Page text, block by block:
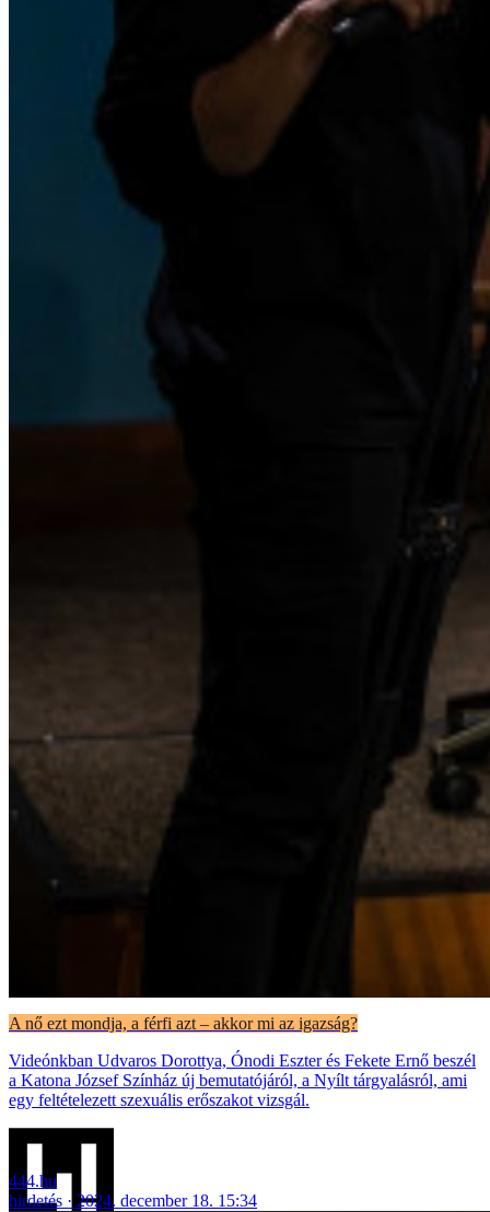
A nő ezt mondja, a férfi azt – akkor mi az igazság?
Videónkban Udvaros Dorottya, Ónodi Eszter és Fekete Ernő beszél
a Katona József Színház új bemutatójáról, a Nyílt tárgyalásról, ami
egy feltételezett szexuális erőszakot vizsgál.
444.hu
hirdetés
2024. december 18. 15:34